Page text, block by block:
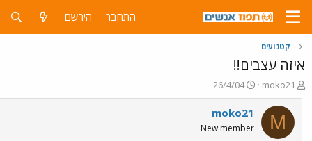
התחבר הירשם
קטנועים
איזה עצבים!!
פ
ו
ת
ח
ה
moko21
פ
ו
ר
ס
ם
26/4/04
M
moko21
New member